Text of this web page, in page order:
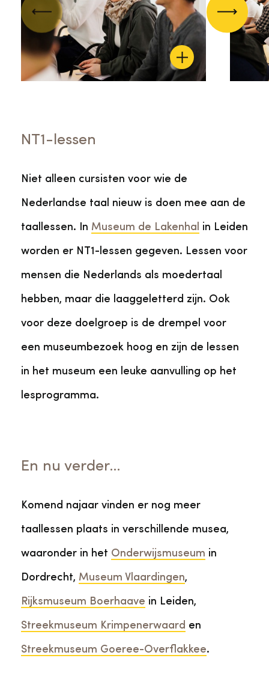
Vorige
NT1-lessen
Niet alleen cursisten voor wie de
Nederlandse taal nieuw is doen mee aan de
taallessen. In Museum de Lakenhal in Leiden
worden er NT1-lessen gegeven. Lessen voor
mensen die Nederlands als moedertaal
hebben, maar die laaggeletterd zijn. Ook
voor deze doelgroep is de drempel voor
een museumbezoek hoog en zijn de lessen
in het museum een leuke aanvulling op het
lesprogramma.
En nu verder…
Komend najaar vinden er nog meer
taallessen plaats in verschillende musea,
waaronder in het Onderwijsmuseum in
Dordrecht, Museum Vlaardingen,
Rijksmuseum Boerhaave in Leiden,
Streekmuseum Krimpenerwaard en
Streekmuseum Goeree-Overflakkee.